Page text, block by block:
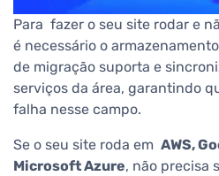
Para fazer o seu site rodar e
é necessário o
de migração suporta e
serviços da área, garantindo
falha nesse campo.
Se o seu site roda em AWS,
Microsoft Azure, não precisa